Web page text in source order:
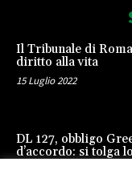
Il Tribunale di
diritto alla vita
15 Luglio 2022
DL 127, obbligo
d’accordo: si tolga